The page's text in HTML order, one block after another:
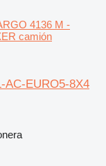
4136 M -
camión
AC-EURO5-8X4